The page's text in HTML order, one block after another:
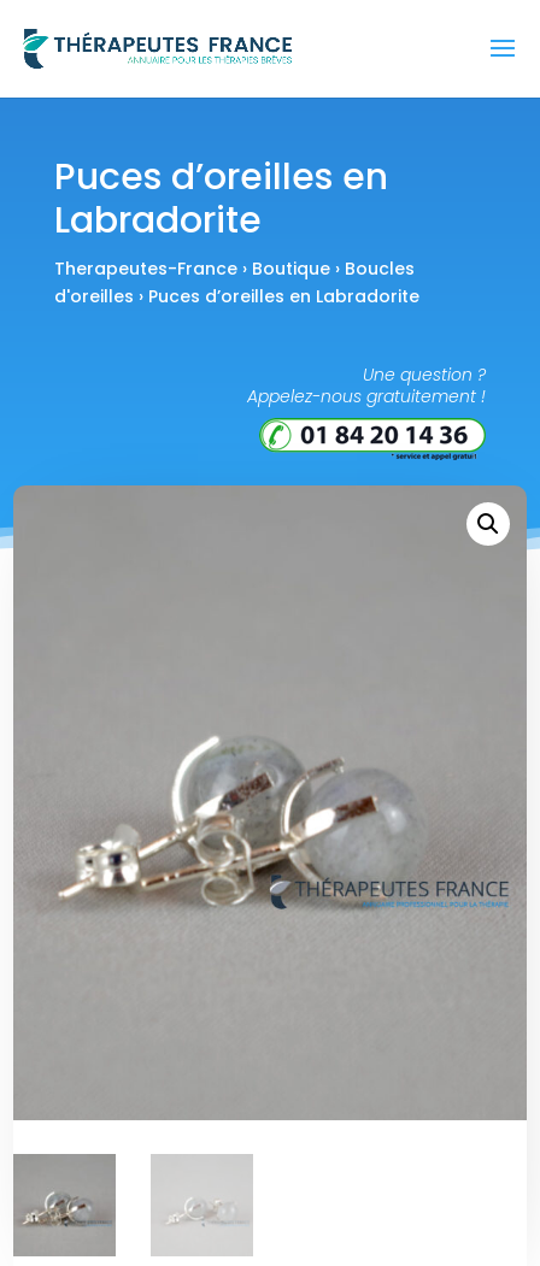
Puces d’oreilles en
Labradorite
Therapeutes-France› Boutique› Boucles
d'oreilles › Puces d’oreilles en Labradorite
Une question ?
Appelez-nous gratuitement !